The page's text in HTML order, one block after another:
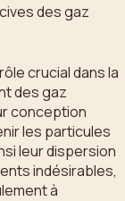
des gaz
crucial dans la
des gaz
conception
les particules
leur dispersion
indésirables,
à